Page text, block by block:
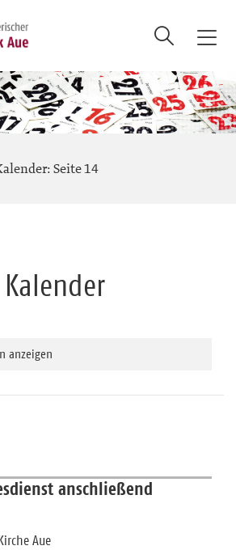
T
g
g
l
Suche
: Seite 14
Kalender
anschließend
Aue
anzeigen